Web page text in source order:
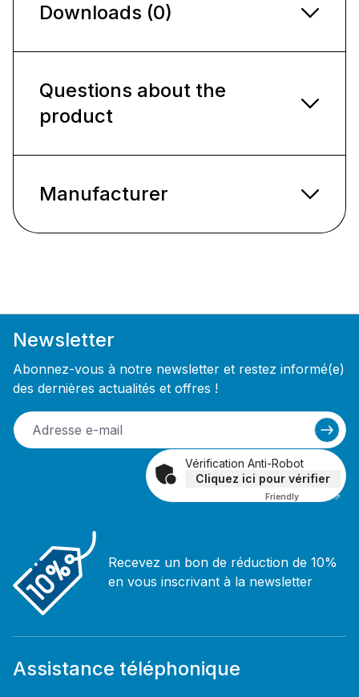
Downloads (0)
Questions about the
product
Manufacturer
Newsletter
Abonnez-vous à notre newsletter et restez informé(e)
des dernières actualités et offres !
Vérification Anti-Robot
Cliquez ici pour vérifier
Friendly Captcha ⇗
Recevez un bon de réduction de 10%
en vous inscrivant à la newsletter
Assistance téléphonique